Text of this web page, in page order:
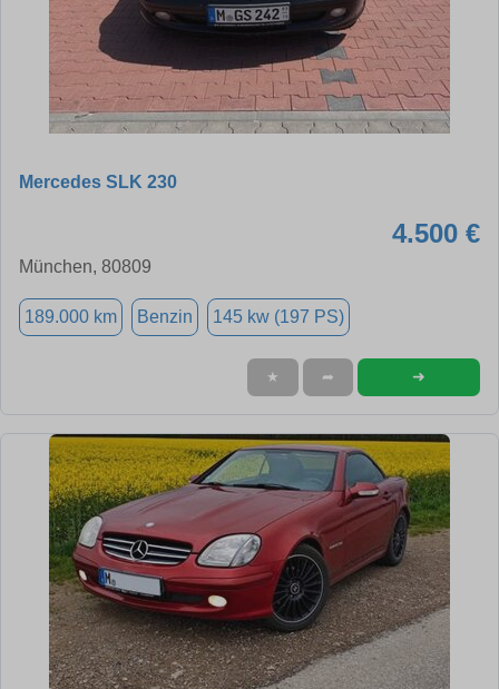
Mercedes SLK 230
4.500 €
München, 80809
189.000 km Benzin 145 kw (197 PS)
★ ➦ ➜